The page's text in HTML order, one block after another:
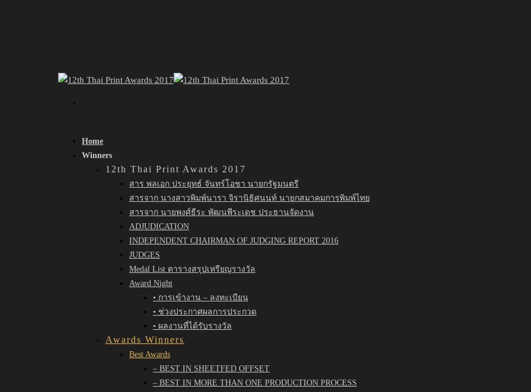
Home
Winners
12th Thai Print Awards 2017
สาร พลเอก ประยุทธ์ จันทร์โอชา นายกรัฐมนตรี
สารจาก นางสาวพิมพ์นารา จิรานิธิศนนท์ นายกสมาคมการพิมพ์ไทย
สารจาก นายพงศ์ธีระ พัฒนพีระเดช ประธานจัดงาน
ADJUDICATION
INDEPENDENT CHAIRMAN OF JUDGING REPORT 2016
JUDGES
Medal List ตารางสรุปเหรียญรางวัล
Award Night
• การเข้างาน – ลงทะเบียน
• ช่วงประกาศผลการประกวด
• ผลงานที่ได้รับรางวัล
Awards Winners
Best Awards
– BEST IN SHEETFED OFFSET
– BEST IN MORE THAN ONE PRODUCTION PROCESS